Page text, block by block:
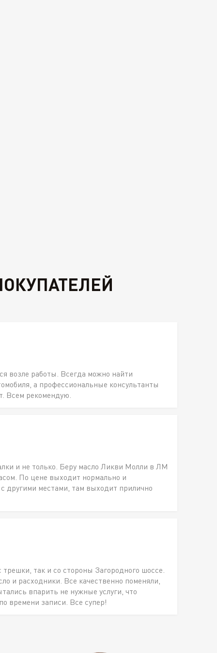
возле работы. Всегда можно найти
а профессиональные консультанты
Всем рекомендую.
и не только. Беру масло Ликви Молли в ЛМ
По цене выходит нормально и
другими местами, там выходит прилично
так и со стороны Загородного шоссе.
и расходники. Все качественно поменяли,
впарить не нужные услуги, что
времени записи. Все супер!